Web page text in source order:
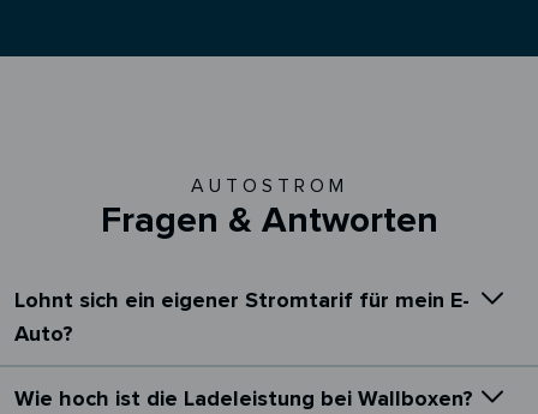
AUTOSTROM
Fragen & Antworten
Lohnt sich ein eigener Stromtarif für mein E-
Auto?
Wie hoch ist die Ladeleistung bei Wallboxen?